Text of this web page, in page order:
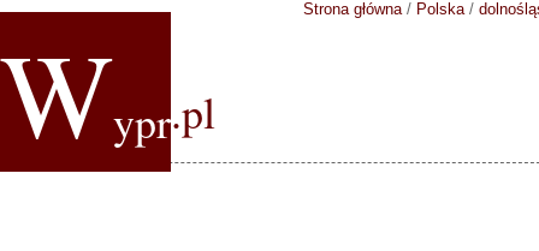
Wypr.pl
Strona główna/ Polska/